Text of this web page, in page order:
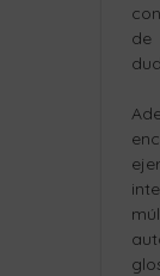
de